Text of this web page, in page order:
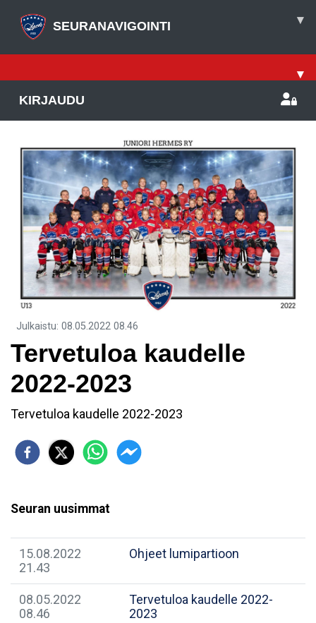
SEURANAVIGOINTI ▾
▾
KIRJAUDU
Julkaistu: 08.05.2022 08.46
Tervetuloa kaudelle
2022-2023
Tervetuloa kaudelle 2022-2023
Seuran uusimmat
15.08.2022
21.43
Ohjeet lumipartioon
08.05.2022
08.46
Tervetuloa kaudelle 2022-
2023